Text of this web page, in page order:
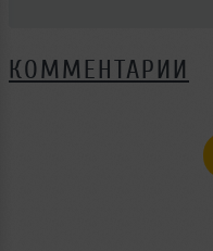
КОММЕНТАРИИ